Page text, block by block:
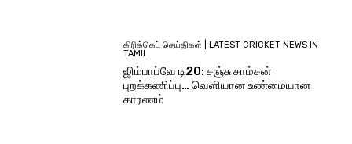
கிரிக்கெட் செய்திகள் | LATEST CRICKET NEWS IN
TAMIL
ஜிம்பாப்வே டி20: சஞ்சு சாம்சன்
புறக்கணிப்பு… வெளியான உண்மையான
காரணம்